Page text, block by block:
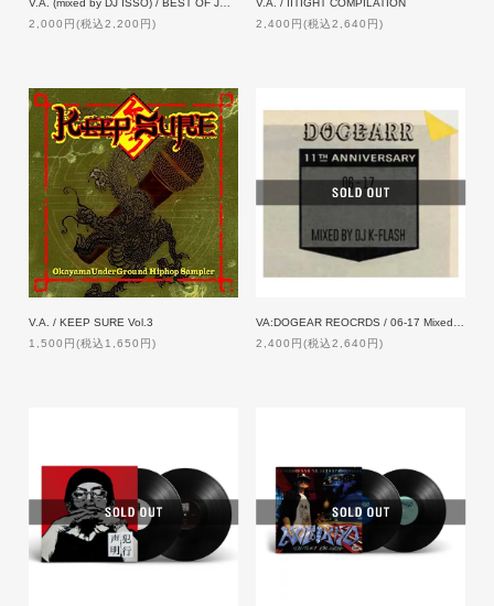
2,000円(税込2,200円)
2,400円(税込2,640円)
V.A. / KEEP SURE Vol.3
1,500円(税込1,650円)
2,400円(税込2,640円)